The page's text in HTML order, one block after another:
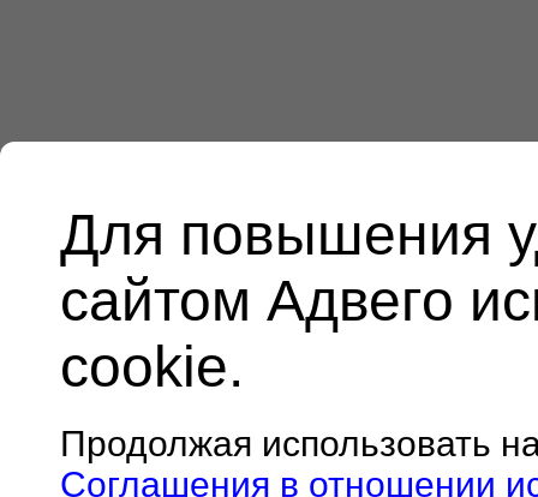
Для повышения
сайтом Адвего
cookie.
Продолжая использовать
Соглашения в отношении